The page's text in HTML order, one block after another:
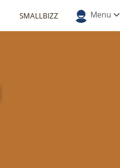
SMALLBIZZ Menu